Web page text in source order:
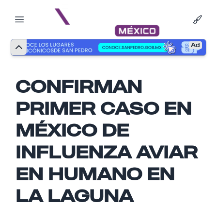
Ad
CONFIRMAN
PRIMER CASO EN
MÉXICO DE
INFLUENZA AVIAR
EN HUMANO EN
LA LAGUNA
Nombre